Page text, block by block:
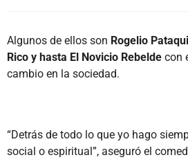
Algunos de ellos son Rogelio
Rico y hasta El Novicio Rebelde con
cambio en la sociedad.
“Detrás de todo lo que yo hago
social o espiritual”, aseguró el